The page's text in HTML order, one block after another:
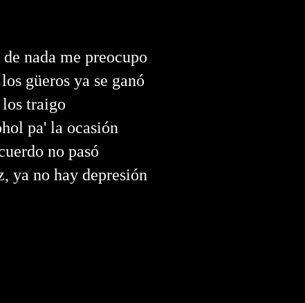
nada me preocupo
güeros ya se ganó
traigo
pa' la ocasión
no pasó
ya no hay depresión